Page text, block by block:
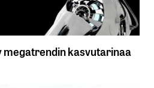
megatrendin kasvutarinaa